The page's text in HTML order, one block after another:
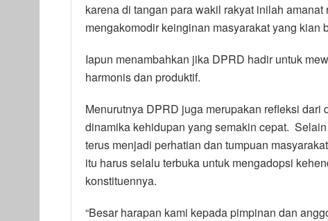
karena di tangan para wakil rakyat inilah
mengakomodir keinginan masyarakat yang kian
Iapun menambahkan jika DPRD hadir untuk
harmonis dan produktif.
Menurutnya DPRD juga merupakan refleksi
dinamika kehidupan yang semakin cepat.
terus menjadi perhatian dan tumpuan
itu harus selalu terbuka untuk mengadopsi
konstituennya.
“Besar harapan kami kepada pimpinan dan